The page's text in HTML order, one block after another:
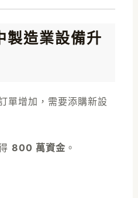
製造業設備升
單增加，需要添購新設
800 萬資金 。